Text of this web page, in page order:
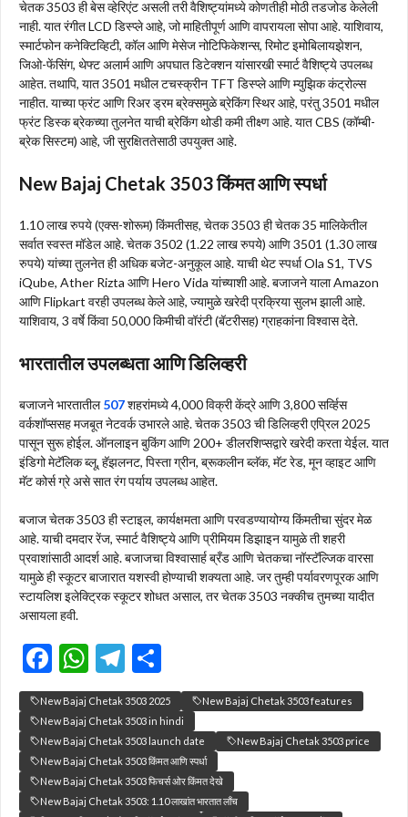
चेतक 3503 ही बेस व्हेरिएंट असली तरी वैशिष्ट्यांमध्ये कोणतीही मोठी तडजोड केलेली
नाही. यात रंगीत LCD डिस्प्ले आहे, जो माहितीपूर्ण आणि वापरायला सोपा आहे. याशिवाय,
स्मार्टफोन कनेक्टिव्हिटी, कॉल आणि मेसेज नोटिफिकेशन्स, रिमोट इमोबिलायझेशन,
जिओ-फेंसिंग, थेफ्ट अलार्म आणि अपघात डिटेक्शन यांसारखी स्मार्ट वैशिष्ट्ये उपलब्ध
आहेत. तथापि, यात 3501 मधील टचस्क्रीन TFT डिस्प्ले आणि म्युझिक कंट्रोल्स
नाहीत. याच्या फ्रंट आणि रिअर ड्रम ब्रेक्समुळे ब्रेकिंग स्थिर आहे, परंतु 3501 मधील
फ्रंट डिस्क ब्रेकच्या तुलनेत याची ब्रेकिंग थोडी कमी तीक्ष्ण आहे. यात CBS (कॉम्बी-
ब्रेक सिस्टम) आहे, जी सुरक्षिततेसाठी उपयुक्त आहे.
New Bajaj Chetak 3503 किंमत आणि स्पर्धा
1.10 लाख रुपये (एक्स-शोरूम) किंमतीसह, चेतक 3503 ही चेतक 35 मालिकेतील
सर्वात स्वस्त मॉडेल आहे. चेतक 3502 (1.22 लाख रुपये) आणि 3501 (1.30 लाख
रुपये) यांच्या तुलनेत ही अधिक बजेट-अनुकूल आहे. याची थेट स्पर्धा Ola S1, TVS
iQube, Ather Rizta आणि Hero Vida यांच्याशी आहे. बजाजने याला Amazon
आणि Flipkart वरही उपलब्ध केले आहे, ज्यामुळे खरेदी प्रक्रिया सुलभ झाली आहे.
याशिवाय, 3 वर्षे किंवा 50,000 किमीची वॉरंटी (बॅटरीसह) ग्राहकांना विश्वास देते.
भारतातील उपलब्धता आणि डिलिव्हरी
बजाजने भारतातील507शहरांमध्ये 4,000 विक्री केंद्रे आणि 3,800 सर्व्हिस
वर्कशॉप्ससह मजबूत नेटवर्क उभारले आहे. चेतक 3503 ची डिलिव्हरी एप्रिल 2025
पासून सुरू होईल. ऑनलाइन बुकिंग आणि 200+ डीलरशिप्सद्वारे खरेदी करता येईल. यात
इंडिगो मेटॅलिक ब्लू, हॅझलनट, पिस्ता ग्रीन, ब्रूकलीन ब्लॅक, मॅट रेड, मून व्हाइट आणि
मॅट कोर्स ग्रे असे सात रंग पर्याय उपलब्ध आहेत.
बजाज चेतक 3503 ही स्टाइल, कार्यक्षमता आणि परवडण्यायोग्य किंमतीचा सुंदर मेळ
आहे. याची दमदार रेंज, स्मार्ट वैशिष्ट्ये आणि प्रीमियम डिझाइन यामुळे ती शहरी
प्रवाशांसाठी आदर्श आहे. बजाजचा विश्वासार्ह ब्रँड आणि चेतकचा नॉस्टॅल्जिक वारसा
यामुळे ही स्कूटर बाजारात यशस्वी होण्याची शक्यता आहे. जर तुम्ही पर्यावरणपूरक आणि
स्टायलिश इलेक्ट्रिक स्कूटर शोधत असाल, तर चेतक 3503 नक्कीच तुमच्या यादीत
असायला हवी.
F
ac
e
b
o
o
W
h
at
s
A
p
T
el
e
gr
a
m
h
ar
e
New Bajaj Chetak 3503 2025
New Bajaj Chetak 3503 features
New Bajaj Chetak 3503 in hindi
New Bajaj Chetak 3503 launch date
New Bajaj Chetak 3503 price
New Bajaj Chetak 3503 किंमत आणि स्पर्धा
New Bajaj Chetak 3503 फिचर्स ओर किंमत देखे
New Bajaj Chetak 3503: 1.10 लाखांत भारतात लाँच